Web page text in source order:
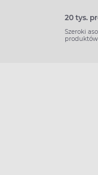
20 tys.
Szeroki
produktów